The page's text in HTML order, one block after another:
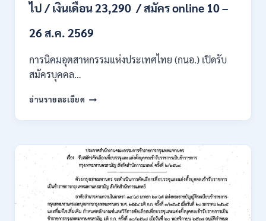
/
ต้อง
ก
ส.ค.
–
ก.ย.
2569
ไป / เงินเดือน 23,290 / สมัคร online 10 –
26 ส.ค. 2569
การนิคมอุตสาหกรรมแห่งประเทศไทย (กนอ.) เปิดรับ
สมัครบุคคล…
อ่านรายละเอียด การ
อุตสาหกรรม
ประเทศไทย
(กนอ.)
เปิด
รับ
สมัคร
บุคคล
เพื่อ